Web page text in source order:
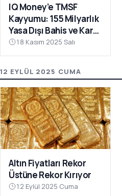
IQ Money’e TMSF
Kayyumu: 155 Milyarlık
Yasa Dışı Bahis ve Kara
Para Operasyonu
18 Kasım 2025 Salı
12 EYLÜL 2025 CUMA
Altın Fiyatları Rekor
Üstüne Rekor Kırıyor
12 Eylül 2025 Cuma